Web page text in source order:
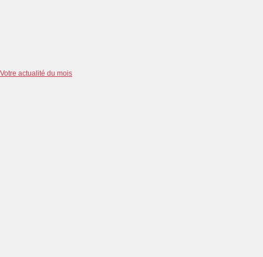
Votre actualité du mois